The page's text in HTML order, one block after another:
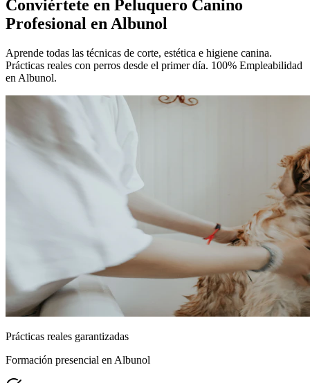
Conviértete en Peluquero Canino
Profesional en Albunol
Aprende todas las técnicas de corte, estética e higiene canina.
Prácticas reales con perros desde el primer día. 100% Empleabilidad
en Albunol.
Prácticas reales garantizadas
Formación presencial en Albunol